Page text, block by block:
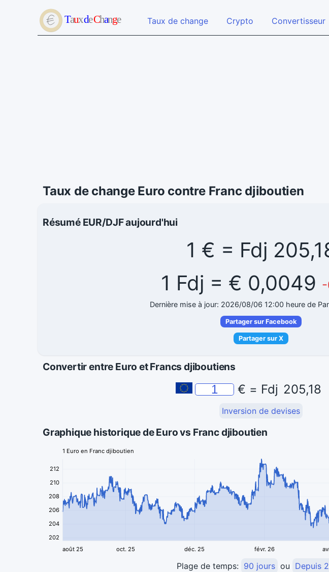
Taux de change Crypto Convertisseur
Taux de change Euro contre Franc djiboutien
Résumé EUR/DJF aujourd'hui
1 € = Fdj
1 Fdj = € 0,0049 -
Dernière mise à jour: 2026/08/06 12:00 heure de
Partager sur Facebook
Partager sur X
Convertir entre Euro et Francs djiboutiens
€ = Fdj 205,18
Inversion de devises
Graphique historique de Euro vs Franc djiboutien
202
204
206
208
210
212
août 25 oct. 25 déc. 25 févr. 26
1 Euro en Franc djiboutien
Plage de temps: 90 jours ou Depuis